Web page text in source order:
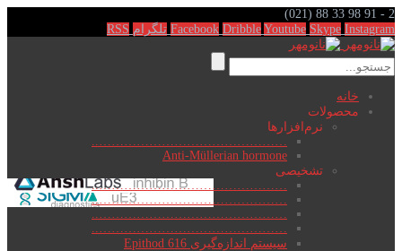
(021) 88 33 98 91 - 2
Facebook Dribble Youtube Skype Instagram تلگرام RSS
خانه
محصولات
نرم‌افزارها
………………………………………..
Anti-Müllerian hormone
تشخیصی
………………………………………..
………………………………………..
………………………………………..
………………………………………..
سیستم اندازه‌گیری Epithod 616